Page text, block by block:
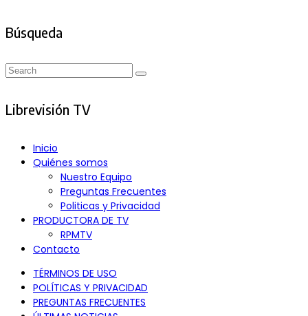
Búsqueda
Search
Search
Librevisión TV
Inicio
Quiénes somos
Nuestro Equipo
Preguntas Frecuentes
Politicas y Privacidad
PRODUCTORA DE TV
RPMTV
Contacto
TÉRMINOS DE USO
POLÍTICAS Y PRIVACIDAD
PREGUNTAS FRECUENTES